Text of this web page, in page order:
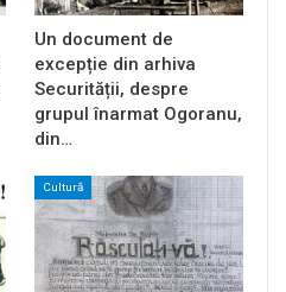
Un document de
excepție din arhiva
Securității, despre
grupul înarmat Ogoranu,
din…
Cultură